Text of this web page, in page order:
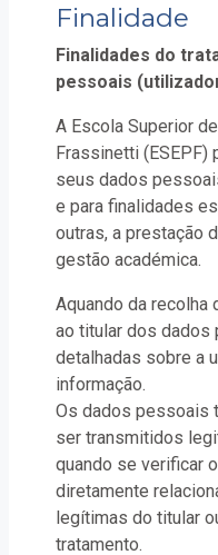
Finalidade
Finalidades do
pessoais
A Escola Superior
Frassinetti
seus dados
e para finalidades
outras, a prestação
gestão académica.
Aquando da recolha
ao titular dos dados
detalhadas sobre a
informação.
Os dados pessoais
ser transmitidos
quando se verificar
diretamente
legítimas do titular
tratamento.